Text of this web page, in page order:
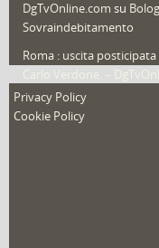
DgTvOnline.com su
Sovraindebitamento
Roma : uscita posticipata
nuovo film
Privacy Policy
Cookie Policy